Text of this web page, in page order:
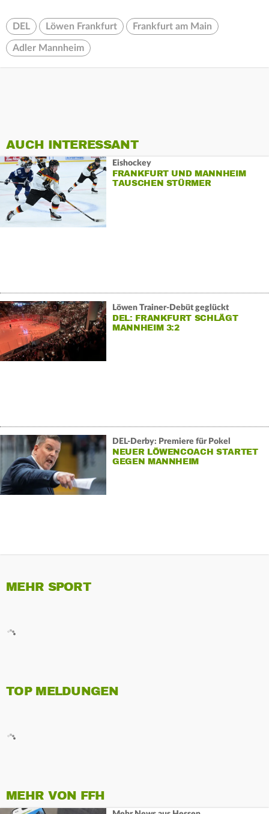
DEL Löwen Frankfurt Frankfurt am Main
Adler Mannheim
AUCH INTERESSANT
Eishockey
FRANKFURT UND MANNHEIM
TAUSCHEN STÜRMER
Löwen Trainer-Debüt geglückt
DEL: FRANKFURT SCHLÄGT
MANNHEIM 3:2
DEL-Derby: Premiere für Pokel
NEUER LÖWENCOACH STARTET
GEGEN MANNHEIM
MEHR SPORT
TOP MELDUNGEN
MEHR VON FFH